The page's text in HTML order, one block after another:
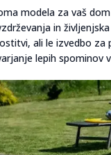
modela za vaš
in
ali le izvedbo
lepih spominov